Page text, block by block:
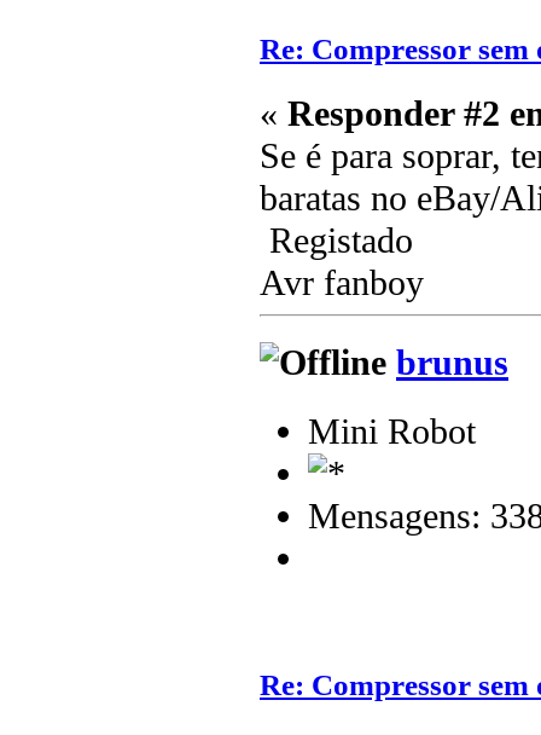
Re: Compressor sem
« Responder #2
Se é para soprar,
baratas no eBay/
Registado
Avr fanboy
brunus
Mini Robot
Mensagens:
Re: Compressor sem